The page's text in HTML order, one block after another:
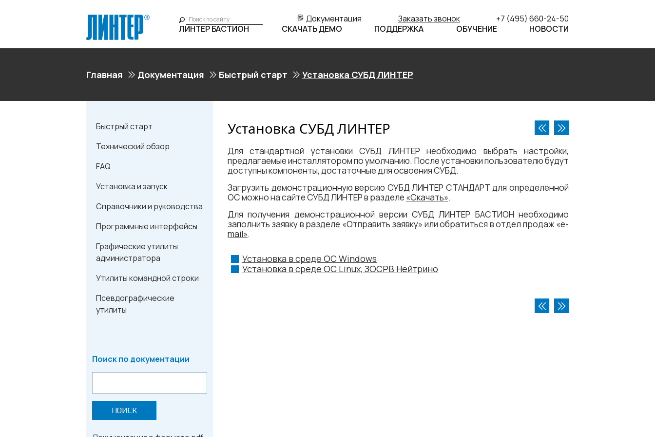
Документация Заказать звонок
+7 (495) 660-24-50
ЛИНТЕР БАСТИОН
СКАЧАТЬ ДЕМО ПОДДЕРЖКА ОБУЧЕНИЕ НОВОСТИ
Главная Документация Быстрый старт Установка СУБД ЛИНТЕР
Быстрый старт
Технический обзор
FAQ
Установка и запуск
Справочники и руководства
Программные интерфейсы
Графические утилиты
администратора
Утилиты командной строки
Псевдографические
утилиты
Поиск по документации
ПОИСК
Установка СУБД ЛИНТЕР
Для стандартной установки СУБД ЛИНТЕР необходимо выбрать настройки,
предлагаемые инсталлятором по умолчанию. После установки пользователю будут
доступны компоненты, достаточные для освоения СУБД.
Загрузить демонстрационную версию СУБД ЛИНТЕР СТАНДАРТ для определенной
ОС можно на сайте СУБД ЛИНТЕР в разделе «Скачать».
Для получения демонстрационной версии СУБД ЛИНТЕР БАСТИОН необходимо
заполнить заявку в разделе «Отправить заявку» или обратиться в отдел продаж «e-
mail».
Установка в среде ОС Windows
Установка в среде ОС Linux, ЗОСРВ Нейтрино